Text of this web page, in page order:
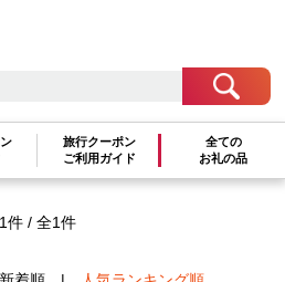
旅行クーポン
ご利用ガイド
全ての
お礼の品
件 / 全1件